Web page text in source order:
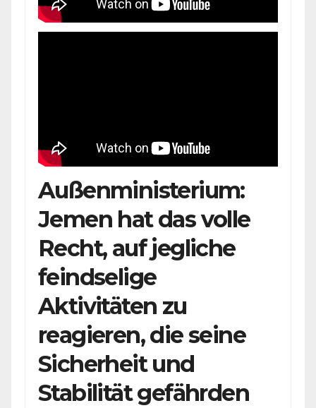
Außenministerium:
Jemen hat das volle
Recht, auf jegliche
feindselige
Aktivitäten zu
reagieren, die seine
Sicherheit und
Stabilität gefährden